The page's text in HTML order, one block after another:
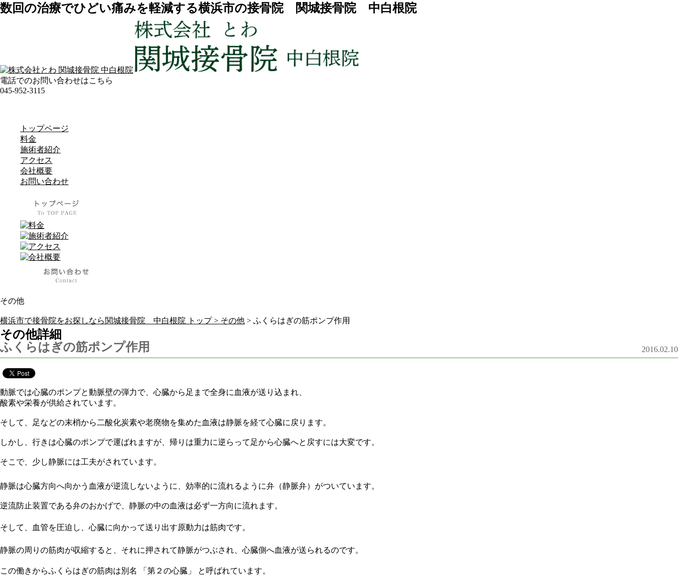
数回の治療でひどい痛みを軽減する横浜市の接骨院 関城接骨院 中白根院
電話でのお問い合わせはこちら
045-952-3115
トップページ
料金
施術者紹介
アクセス
会社概要
お問い合わせ
その他
横浜市で接骨院をお探しなら関城接骨院 中白根院 トップ > その他 > ふくらはぎの筋ポンプ作用
その他詳細
2016.02.10
ふくらはぎの筋ポンプ作用
動脈では心臓のポンプと動脈壁の弾力で、心臓から足まで全身に血液が送り込まれ、
酸素や栄養が供給されています。
そして、足などの末梢から二酸化炭素や老廃物を集めた血液は静脈を経て心臓に戻ります。
しかし、行きは心臓のポンプで運ばれますが、帰りは重力に逆らって足から心臓へと戻すには大変です。
そこで、少し静脈には工夫がされています。
静脈は心臓方向へ向かう血液が逆流しないように、効率的に流れるように弁（静脈弁）がついています。
逆流防止装置である弁のおかげで、静脈の中の血液は必ず一方向に流れます。
そして、血管を圧迫し、心臓に向かって送り出す原動力は筋肉です。
静脈の周りの筋肉が収縮すると、それに押されて静脈がつぶされ、心臓側へ血液が送られるのです。
この働きからふくらはぎの筋肉は別名 「第２の心臓」 と呼ばれています。